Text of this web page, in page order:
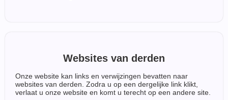
Websites van derden
Onze website kan links en verwijzingen bevatten naar
websites van derden. Zodra u op een dergelijke link klikt,
verlaat u onze website en komt u terecht op een andere site.